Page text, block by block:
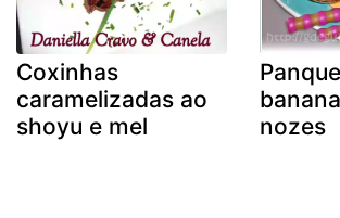
Coxinhas
caramelizadas ao
shoyu e mel
nozes